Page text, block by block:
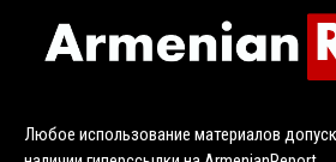
Любое использование материалов